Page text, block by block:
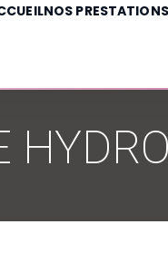
NOS PRESTATIONS